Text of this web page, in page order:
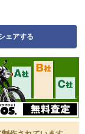
ェアする